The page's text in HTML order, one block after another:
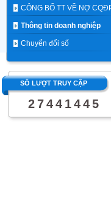
CÔNG BỐ TT VỀ NỢ
Thông tin doanh nghiệp
Chuyển đổi số
SỐ LƯỢT TRUY CẬP
2 7 4 4 1 4 4 5